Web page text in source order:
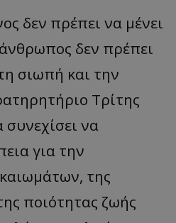
δεν πρέπει να μένει
δεν πρέπει
σιωπή και την
Τρίτης
να
για την
της
ποιότητας ζωής